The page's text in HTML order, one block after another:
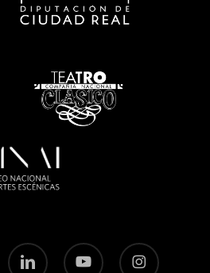
linkedin youtube instagram